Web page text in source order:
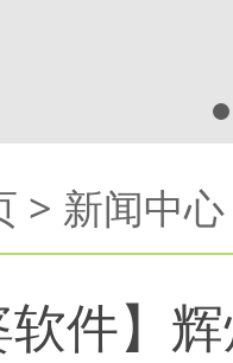
> 新闻中心
软件】